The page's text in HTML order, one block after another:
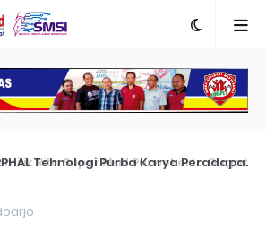
Tehnologi Purba Karya
Rita Super Mall Purwokerto Gugat